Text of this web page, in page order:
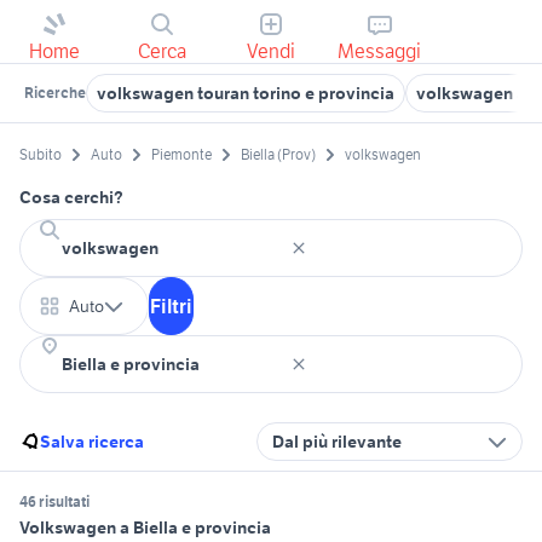
Home Cerca Vendi Messaggi
Ricerche volkswagen touran torino e provincia volkswagen
Subito Auto Piemonte Biella (Prov) volkswagen
Cosa cerchi?
Auto Filtri
Salva ricerca Dal più rilevante
46 risultati
Volkswagen a Biella e provincia